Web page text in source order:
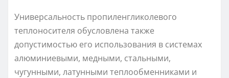
Универсальность пропиленгликолевого
теплоносителя обусловлена также
допустимостью его использования в системах
алюминиевыми, медными, стальными,
чугунными, латунными теплообменниками и